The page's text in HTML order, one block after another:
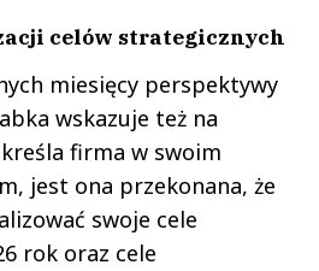
celów strategicznych
miesięcy perspektywy
wskazuje też na
firma w swoim
jest ona przekonana, że
swoje cele
rok oraz cele